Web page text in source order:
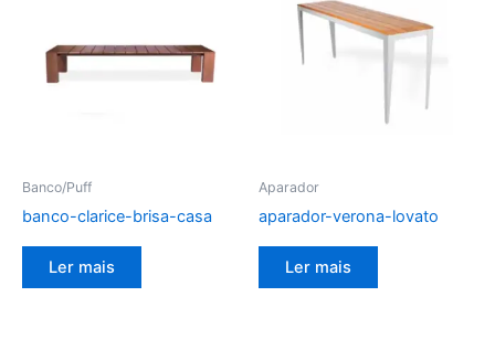
Banco/Puff
banco-clarice-brisa-casa
Ler mais
Aparador
aparador-verona-lovato
Ler mais